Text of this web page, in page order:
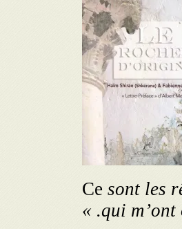
sont les
qui m’ont